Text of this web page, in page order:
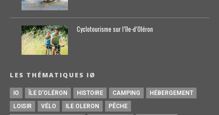
Cyclotourisme sur l’île-d’0léron
LES THÉMATIQUES IØ
IO ÎLE D'OLÉRON HISTOIRE CAMPING
HÉBERGEMENT
LOISIR
VÉLO ILE OLERON
PÊCHE